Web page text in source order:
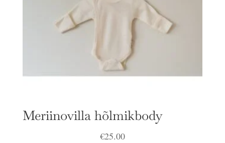
Meriinovilla hõlmikbody
€25.00